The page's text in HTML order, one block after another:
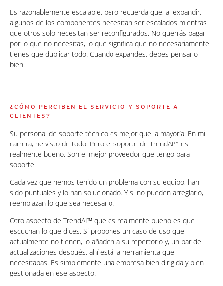
Es razonablemente escalable, pero recuerda que, al expandir,
algunos de los componentes necesitan ser escalados mientras
que otros solo necesitan ser reconfigurados. No querrás pagar
por lo que no necesitas, lo que significa que no necesariamente
tienes que duplicar todo. Cuando expandes, debes pensarlo
bien.
¿CÓMO PERCIBEN EL SERVICIO Y SOPORTE A
CLIENTES?
Su personal de soporte técnico es mejor que la mayoría. En mi
carrera, he visto de todo. Pero el soporte de TrendAI™ es
realmente bueno. Son el mejor proveedor que tengo para
soporte.
Cada vez que hemos tenido un problema con su equipo, han
sido puntuales y lo han solucionado. Y si no pueden arreglarlo,
reemplazan lo que sea necesario.
Otro aspecto de TrendAI™ que es realmente bueno es que
escuchan lo que dices. Si propones un caso de uso que
actualmente no tienen, lo añaden a su repertorio y, un par de
actualizaciones después, ahí está la herramienta que
necesitabas. Es simplemente una empresa bien dirigida y bien
gestionada en ese aspecto.